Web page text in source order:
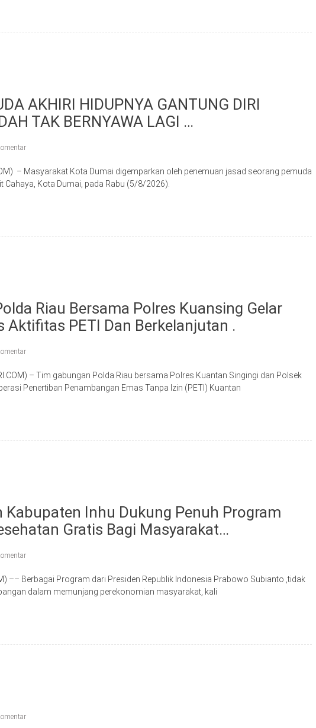
AKHIRI HIDUPNYA GANTUNG DIRI
TAK BERNYAWA LAGI …
– Masyarakat Kota Dumai digemparkan oleh penemuan jasad seorang pemuda
Cahaya, Kota Dumai, pada Rabu (5/8/2026).
Riau Bersama Polres Kuansing Gelar
Aktifitas PETI Dan Berkelanjutan .
– Tim gabungan Polda Riau bersama Polres Kuantan Singingi dan Polsek
Penertiban Penambangan Emas Tanpa Izin (PETI) Kuantan
Kabupaten Inhu Dukung Penuh Program
Gratis Bagi Masyarakat…
–– Berbagai Program dari Presiden Republik Indonesia Prabowo Subianto ,tidak
dalam memunjang perekonomian masyarakat, kali